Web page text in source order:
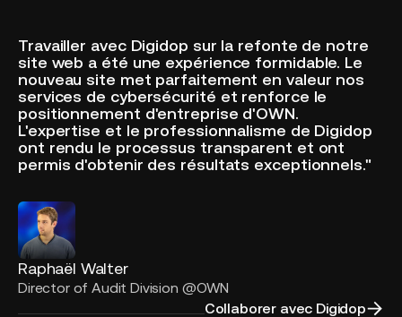
Travailler avec Digidop sur la refonte de notre
site web a été une expérience formidable. Le
nouveau site met parfaitement en valeur nos
services de cybersécurité et renforce le
positionnement d'entreprise d'OWN.
L'expertise et le professionnalisme de Digidop
ont rendu le processus transparent et ont
permis d'obtenir des résultats exceptionnels."
Raphaël Walter
Director of Audit Division @OWN
Collaborer avec Digidop